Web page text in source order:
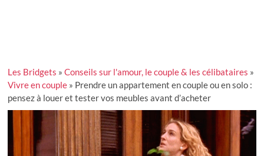
Les Bridgets »Conseils sur l'amour, le couple & les célibataires »
Vivre en couple » Prendre un appartement en couple ou en solo :
pensez à louer et tester vos meubles avant d’acheter